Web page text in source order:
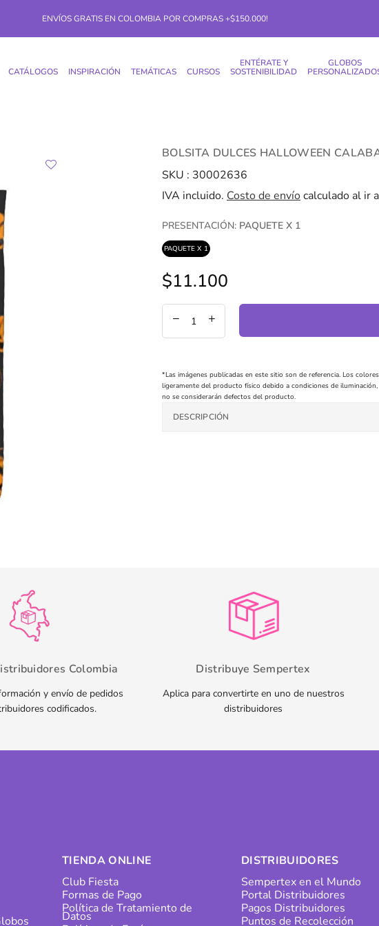
ENVÍOS GRATIS EN COLOMBIA POR COMPRAS +$150.000!
CATÁLOGOS INSPIRACIÓN TEMÁTICAS CURSOS
ENTÉRATE Y
SOSTENIBILIDAD
GLOBOS
BOLSITA DULCES HALLOWEEN
SKU : 30002636
IVA incluido. Costo de envíocalculado al ir
PRESENTACIÓN: PAQUETE X 1
PAQUETE X 1
Precio
regular
$11.100
*Las imágenes publicadas en este sitio son de referencia. Los
ligeramente del producto físico debido a condiciones de
no se considerarán defectos del producto.
DESCRIPCIÓN
Colombia
y envío de pedidos
codificados.
Distribuye Sempertex
Aplica para convertirte en uno de nuestros
distribuidores
TIENDA ONLINE
Club Fiesta
Formas de Pago
Política de Tratamiento de
Datos
DISTRIBUIDORES
Sempertex en el Mundo
Portal Distribuidores
Pagos Distribuidores
Puntos de Recolección